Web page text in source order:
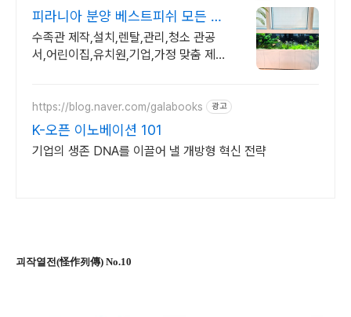
피라니아 분양 베스트피쉬 모든 수
족관 맞춤 시공가능
수족관 제작,설치,렌탈,관리,청소 관공
서,어린이집,유치원,기업,가정 맞춤 제
https://blog.naver.com/galabooks 광고
K-오픈 이노베이션 101
기업의 생존 DNA를 이끌어 낼 개방형 혁신 전략
괴작열전(怪作列傳) No.10